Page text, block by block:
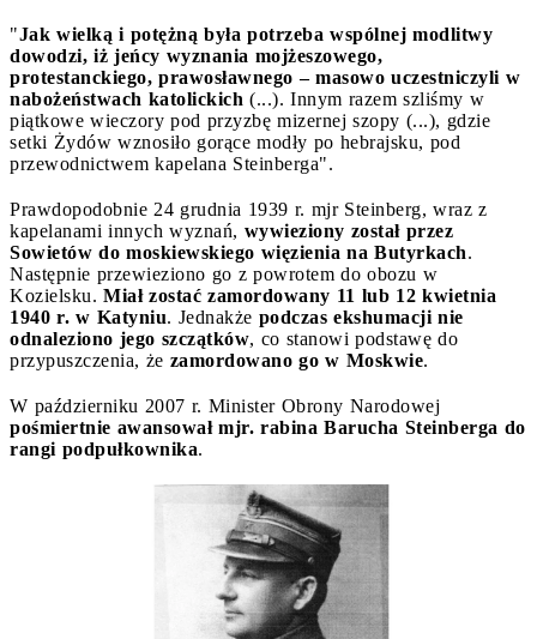
"Jak wielką i potężną była potrzeba wspólnej modlitwy
dowodzi, iż jeńcy wyznania mojżeszowego,
protestanckiego, prawosławnego – masowo uczestniczyli w
nabożeństwach katolickich (...). Innym razem szliśmy w
piątkowe wieczory pod przyzbę mizernej szopy (...), gdzie
setki Żydów wznosiło gorące modły po hebrajsku, pod
przewodnictwem kapelana Steinberga".
Prawdopodobnie 24 grudnia 1939 r. mjr Steinberg, wraz z
kapelanami innych wyznań, wywieziony został przez
Sowietów do moskiewskiego więzienia na Butyrkach.
Następnie przewieziono go z powrotem do obozu w
Kozielsku. Miał zostać zamordowany 11 lub 12 kwietnia
1940 r. w Katyniu. Jednakże podczas ekshumacji nie
odnaleziono jego szczątków, co stanowi podstawę do
przypuszczenia, że zamordowano go w Moskwie.
W październiku 2007 r. Minister Obrony Narodowej
pośmiertnie awansował mjr. rabina Barucha Steinberga do
rangi podpułkownika.